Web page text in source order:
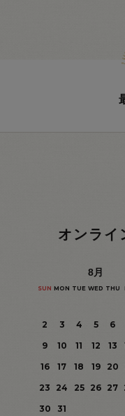
オンライ
8月
SUN MON TUE WED THU
2
3 4 5 6
9
10 11 12 13
16
17 18 19 20
23
24 25 26 27
30
31